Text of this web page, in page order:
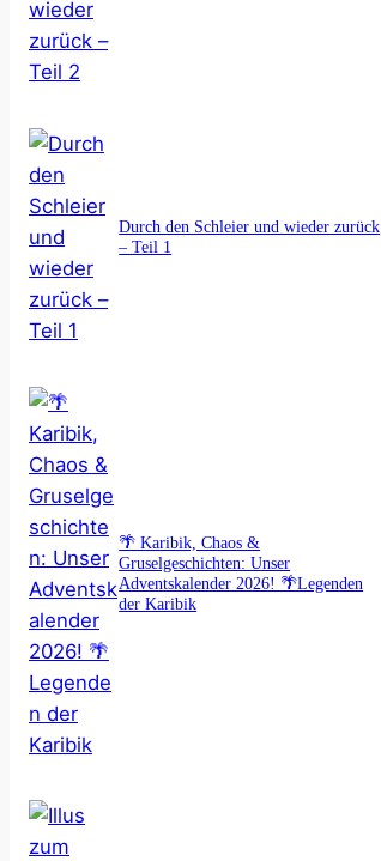
Durch den Schleier und wieder zurück
– Teil 1
🌴 Karibik, Chaos &
Gruselgeschichten: Unser
Adventskalender 2026! 🌴Legenden
der Karibik